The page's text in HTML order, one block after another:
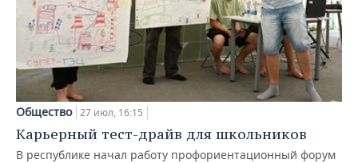
Общество 27 июл, 16:15
Карьерный тест-драйв для школьников
В республике начал работу профориентационный форум